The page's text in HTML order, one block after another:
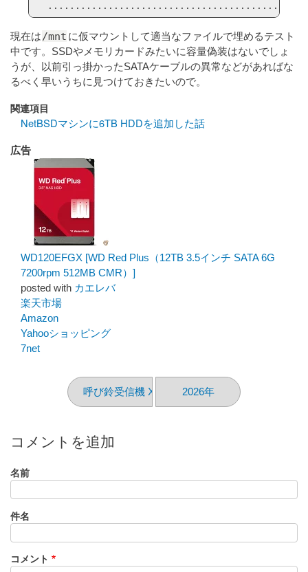
現在は /mnt に仮マウントして適当なファイルで埋めるテスト
中です。SSDやメモリカードみたいに容量偽装はないでしょ
うが、以前引っ掛かったSATAケーブルの異常などがあればな
るべく早いうちに見つけておきたいので。
関連項目
NetBSDマシンに6TB HDDを追加した話
広告
WD120EFGX [WD Red Plus（12TB 3.5インチ SATA 6G
7200rpm 512MB CMR）]
posted with カエレバ
楽天市場
Amazon
Yahooショッピング
7net
呼び鈴受信機 X800 2026年
コメントを追加
名前
件名
コメント